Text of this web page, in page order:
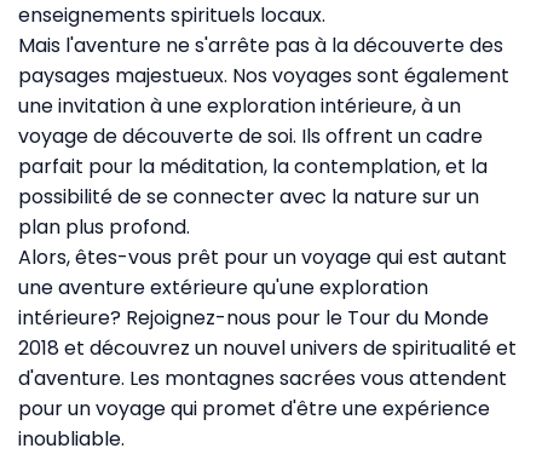
enseignements spirituels locaux.
Mais l'aventure ne s'arrête pas à la découverte des
paysages majestueux. Nos voyages sont également
une invitation à une exploration intérieure, à un
voyage de découverte de soi. Ils offrent un cadre
parfait pour la méditation, la contemplation, et la
possibilité de se connecter avec la nature sur un
plan plus profond.
Alors, êtes-vous prêt pour un voyage qui est autant
une aventure extérieure qu'une exploration
intérieure? Rejoignez-nous pour le Tour du Monde
2018 et découvrez un nouvel univers de spiritualité et
d'aventure. Les montagnes sacrées vous attendent
pour un voyage qui promet d'être une expérience
inoubliable.